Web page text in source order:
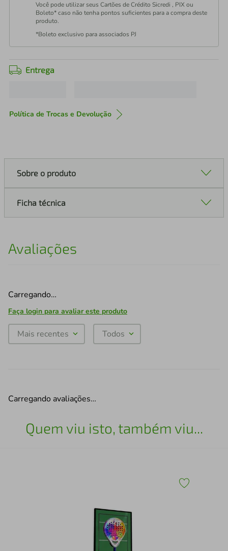
Você pode utilizar seus Cartões de Crédito Sicredi , PIX ou
Boleto* caso não tenha pontos suficientes para a compra deste
produto.
*Boleto exclusivo para associados PJ
Entrega
Política de Trocas e Devolução
Sobre o produto
Ficha técnica
Avaliações
Carregando…
Faça login para avaliar este produto
Mais recentes Todos
Carregando avaliações…
Quem viu isto, também viu...